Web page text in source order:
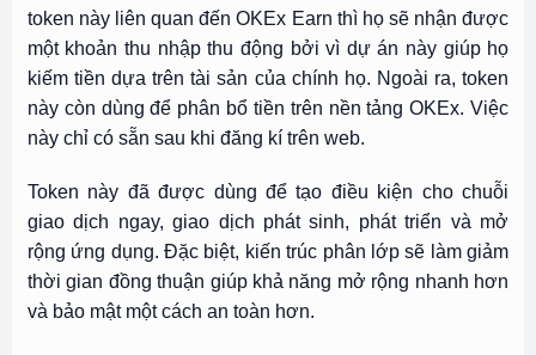
token này liên quan đến OKEx Earn thì họ sẽ nhận được
một khoản thu nhập thu động bởi vì dự án này giúp họ
kiếm tiền dựa trên tài sản của chính họ. Ngoài ra, token
này còn dùng để phân bổ tiền trên nền tảng OKEx. Việc
này chỉ có sẵn sau khi đăng kí trên web.
Token này đã được dùng để tạo điều kiện cho chuỗi
giao dịch ngay, giao dịch phát sinh, phát triển và mở
rộng ứng dụng. Đặc biệt, kiến trúc phân lớp sẽ làm giảm
thời gian đồng thuận giúp khả năng mở rộng nhanh hơn
và bảo mật một cách an toàn hơn.